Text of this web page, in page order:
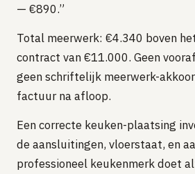
— €890.”
Total meerwerk: €4.340 boven
contract van €11.000. Geen
geen schriftelijk meerwerk-
factuur na afloop.
Een correcte keuken-plaatsing
de aansluitingen, vloerstaat, en
professioneel keukenmerk doet